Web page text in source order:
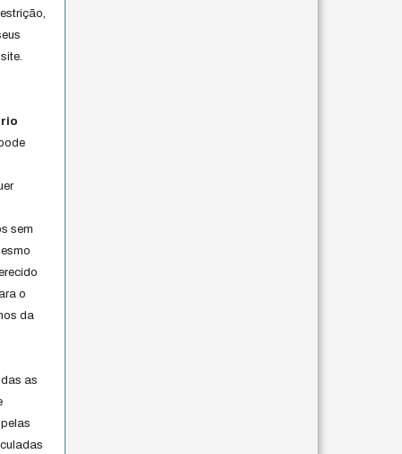
sem
o
da
as